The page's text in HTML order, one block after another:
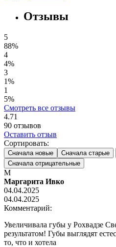
Отзывы
5
88%
4
4%
3
1%
1
5%
Смотреть все отзывы
4.71
90 отзывов
Оставить отзыв
Сортировать:
Сначала новые Сначала старые
Сначала отрицательные
М
Маргарита Ивко
04.04.2025
04.04.2025
Комментарий:
Увеличивала губы у Рохвадзе
результатом! Губы выглядят
то, что и хотела